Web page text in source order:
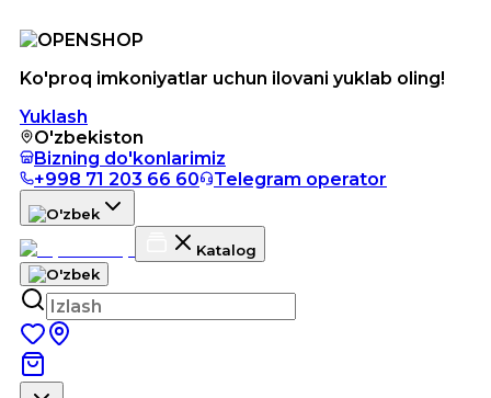
Ko'proq imkoniyatlar uchun ilovani yuklab oling!
Yuklash
O'zbekiston
Bizning do'konlarimiz
+998 71 203 66 60
Telegram operator
Katalog